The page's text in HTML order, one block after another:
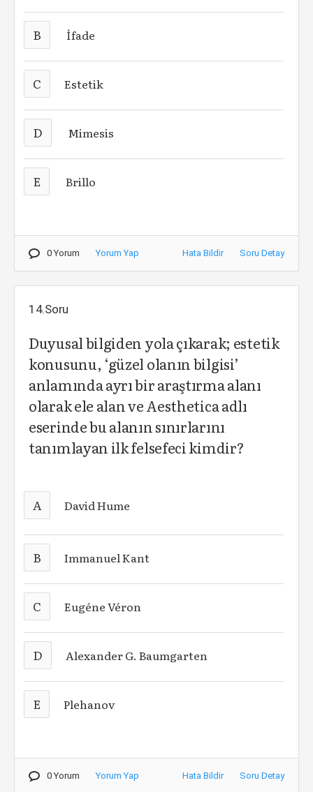
B İfade
C Estetik
D Mimesis
E Brillo
0 Yorum Yorum Yap Hata Bildir Soru Detay
14.Soru
Duyusal bilgiden yola çıkarak; estetik
konusunu, ‘güzel olanın bilgisi’
anlamında ayrı bir araştırma alanı
olarak ele alan ve Aesthetica adlı
eserinde bu alanın sınırlarını
tanımlayan ilk felsefeci kimdir?
A David Hume
B Immanuel Kant
C Eugéne Véron
D Alexander G. Baumgarten
E Plehanov
0 Yorum Yorum Yap Hata Bildir Soru Detay